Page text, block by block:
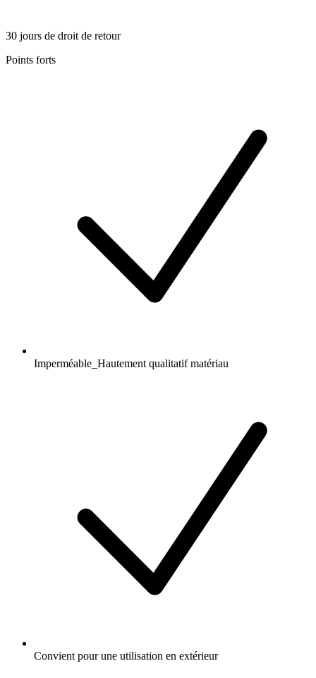
30 jours de droit de retour
Points forts
Imperméable_Hautement qualitatif matériau
Convient pour une utilisation en extérieur